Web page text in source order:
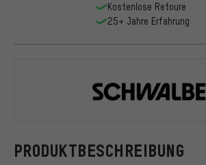
PRODUKTBESCHREIBUNG
Kostenlose Retoure
25+ Jahre Erfahrung